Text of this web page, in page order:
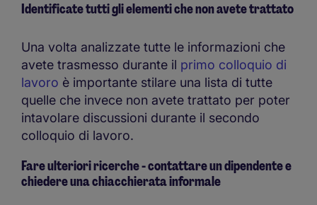
Identificate tutti glielementi che non avete trattato
Una volta analizzate tutte le informazioni che
avete trasmesso durante il primo colloquio di
lavoro è importante stilare una lista di tutte
quelle che invece non avete trattato per poter
intavolare discussioni durante il secondo
colloquio di lavoro.
Fare ulterioriricerche- contattare un dipendente e
chiedere una chiacchierata informale